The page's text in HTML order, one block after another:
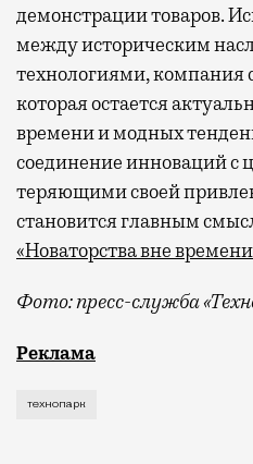
демонстрации товаров.
между историческим
технологиями, компания
которая остается
времени и модных
соединение инноваций с
теряющими своей
становится главным
«Новаторства вне
Фото: пресс-служба
Рекламные кампании
Реклама
технопарк